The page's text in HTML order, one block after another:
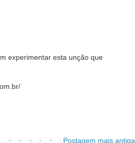
experimentar esta unção que
Postagem mais antiga